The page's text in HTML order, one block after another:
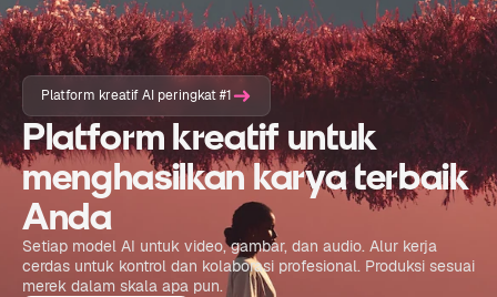
Platform kreatif AI peringkat #1
Platform kreatif untuk
menghasilkan karya terbaik
Anda
Setiap model AI untuk video, gambar, dan audio. Alur kerja
cerdas untuk kontrol dan kolaborasi profesional. Produksi sesuai
merek dalam skala apa pun.